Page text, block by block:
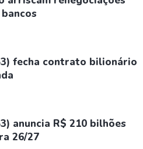
fecha contrato bilionário
anuncia R$ 210 bilhões
26/27